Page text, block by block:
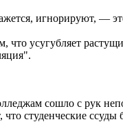
игнорируют, —
что усугубляет
сошло с рук
студенческие ссуды